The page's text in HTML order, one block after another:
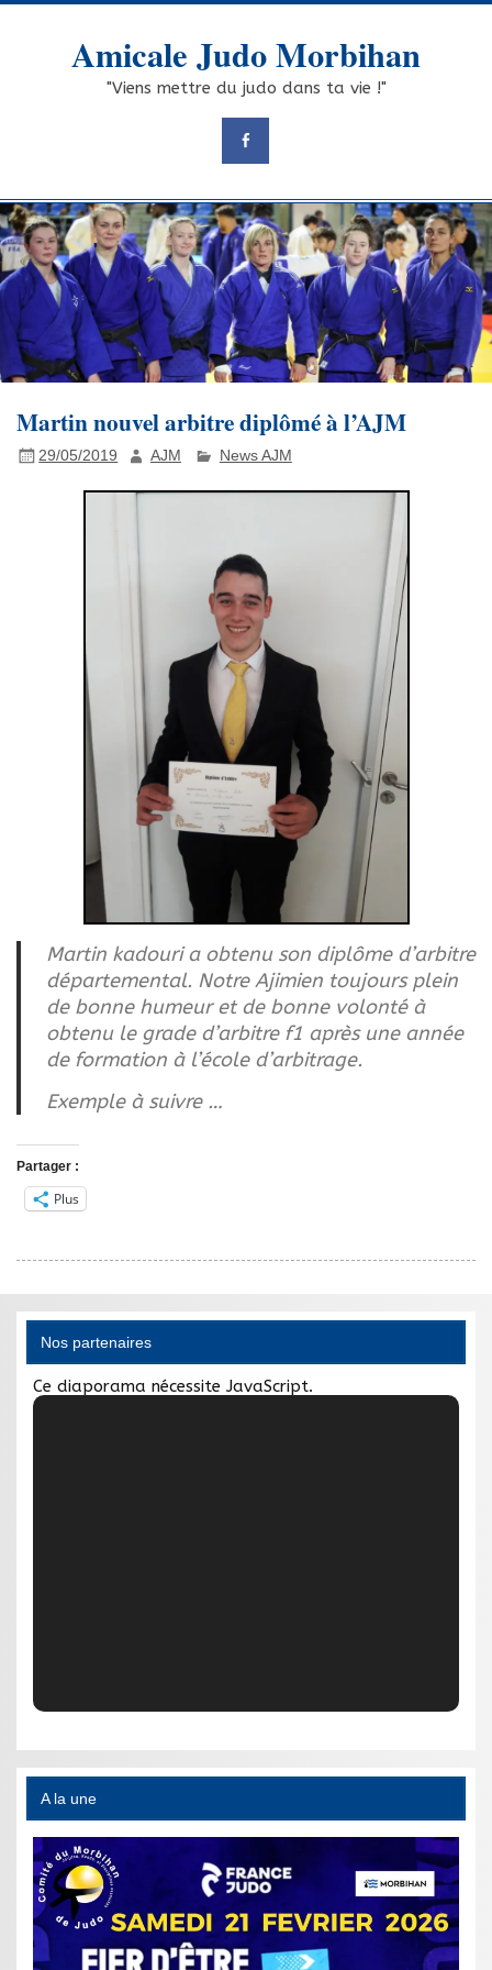
Skip
Amicale Judo Morbihan
"Viens mettre du judo dans ta vie !"
Martin nouvel arbitre diplômé à l’AJM
29/05/2019 AJM News AJM
Martin kadouri a obtenu son diplôme d’arbitre
départemental. Notre Ajimien toujours plein
de bonne humeur et de bonne volonté à
obtenu le grade d’arbitre f1 après une année
de formation à l’école d’arbitrage.
Exemple à suivre …
Partager :
Plus
Nos partenaires
Ce diaporama nécessite JavaScript.
A la une